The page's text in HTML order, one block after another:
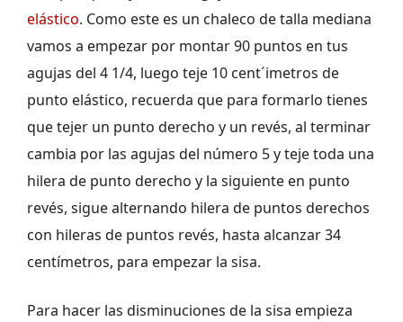
elástico. Como este es un chaleco de talla mediana
vamos a empezar por montar 90 puntos en tus
agujas del 4 1/4, luego teje 10 cent´imetros de
punto elástico, recuerda que para formarlo tienes
que tejer un punto derecho y un revés, al terminar
cambia por las agujas del número 5 y teje toda una
hilera de punto derecho y la siguiente en punto
revés, sigue alternando hilera de puntos derechos
con hileras de puntos revés, hasta alcanzar 34
centímetros, para empezar la sisa.
Para hacer las disminuciones de la sisa empieza